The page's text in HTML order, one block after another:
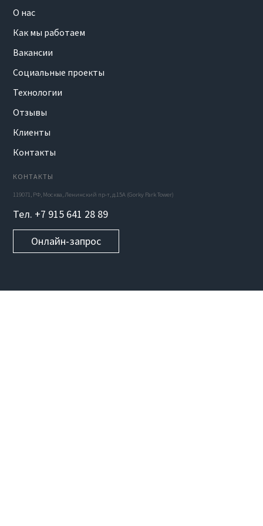
О нас
Как мы работаем
Вакансии
Социальные проекты
Технологии
Отзывы
Клиенты
Контакты
КОНТАКТЫ
119071, РФ, Москва, Ленинский пр-т, д.15А (Gorky Park Tower)
Тел. +7 915 641 28 89
Онлайн-запрос